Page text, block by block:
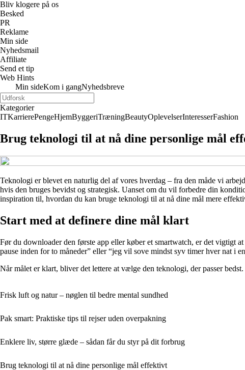
Bliv klogere på os
Besked
PR
Reklame
Min side
Nyhedsmail
Affiliate
Send et tip
Web Hints
Min sideKom i gangNyhedsbreve
Kategorier
ITKarrierePengeHjemByggeriTræningBeautyOplevelserInteresserFashion
Brug teknologi til at nå dine personlige mål
Teknologi er blevet en naturlig del af vores hverdag – fra den måde vi
hvis den bruges bevidst og strategisk. Uanset om du vil forbedre din
inspiration til, hvordan du kan bruge teknologi til at nå dine mål mere
Start med at definere dine mål klart
Før du downloader den første app eller køber et smartwatch, er det vigtigt
pause inden for to måneder” eller “jeg vil sove mindst syv timer hver nat i
Når målet er klart, bliver det lettere at vælge den teknologi, der passer
Frisk luft og natur – nøglen til bedre mental sundhed
Pak smart: Praktiske tips til rejser uden overpakning
Enklere liv, større glæde – sådan får du styr på dit forbrug
Brug teknologi til at nå dine personlige mål effektivt